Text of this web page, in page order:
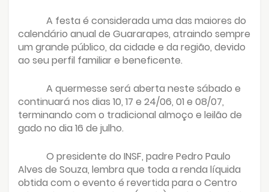
A festa é considerada uma das maiores do
calendário anual de Guararapes, atraindo sempre
um grande público, da cidade e da região, devido
ao seu perfil familiar e beneficente.
A quermesse será aberta neste sábado e
continuará nos dias 10, 17 e 24/06, 01 e 08/07,
terminando com o tradicional almoço e leilão de
gado no dia 16 de julho.
O presidente do INSF, padre Pedro Paulo
Alves de Souza, lembra que toda a renda líquida
obtida com o evento é revertida para o Centro